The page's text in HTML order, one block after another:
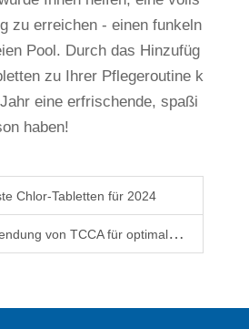
zu erreichen - einen funkeln
Pool. Durch das Hinzufüg
zu Ihrer Pflegeroutine k
eine erfrischende, spaßi
haben!
Chlor-Tabletten für 2024
von TCCA für optimale Pool-Wartung